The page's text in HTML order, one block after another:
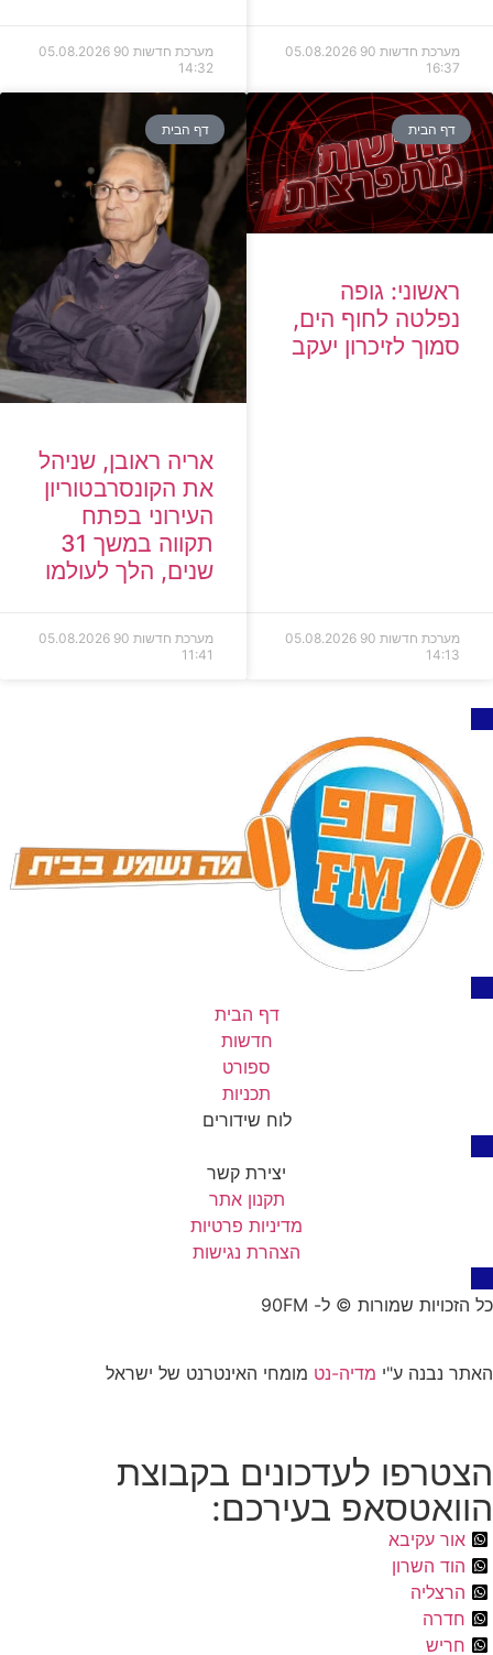
מערכת חדשות 90
05.08.2026
16:37
מערכת חדשות 90
05.08.2026
14:32
דף הבית
ראשוני: גופה
נפלטה לחוף הים,
סמוך לזיכרון יעקב
מערכת חדשות 90
05.08.2026
14:13
דף הבית
אריה ראובן, שניהל
את הקונסרבטוריון
העירוני בפתח
תקווה במשך 31
שנים, הלך לעולמו
מערכת חדשות 90
05.08.2026
11:41
דף הבית
חדשות
ספורט
תכניות
לוח שידורים
יצירת קשר
תקנון אתר
מדיניות פרטיות
הצהרת נגישות
כל הזכויות שמורות © ל- 90FM
האתר נבנה ע"י מדיה-נט מומחי האינטרנט של ישראל
הצטרפו לעדכונים בקבוצת
הוואטסאפ בעירכם:
אור עקיבא
הוד השרון
הרצליה
חדרה
חריש